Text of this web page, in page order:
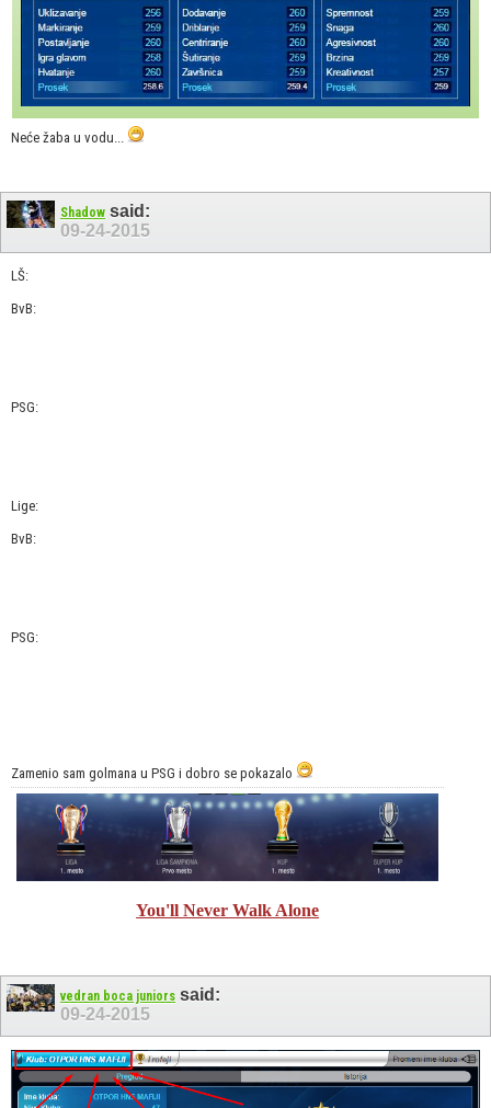
Neće žaba u vodu...
Shadow said:
09-24-2015
LŠ:
BvB:
PSG:
Lige:
BvB:
PSG:
Zamenio sam golmana u PSG i dobro se pokazalo
You'll Never Walk Alone
vedran boca juniors said:
09-24-2015